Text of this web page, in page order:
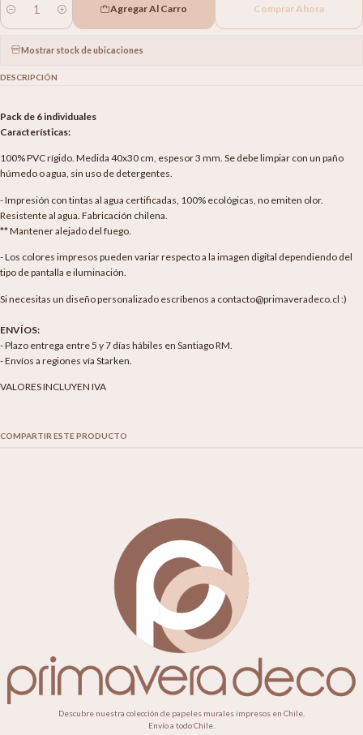
Cantidad
Agregar Al Carro Comprar Ahora
Mostrar stock de ubicaciones
DESCRIPCIÓN
Pack de 6 individuales
Características:
100% PVC rígido. Medida 40x30 cm, espesor 3 mm. Se debe limpiar con un paño
húmedo o agua, sin uso de detergentes.
- Impresión con tintas al agua certificadas, 100% ecológicas, no emiten olor.
Resistente al agua. Fabricación chilena.
** Mantener alejado del fuego.
- Los colores impresos pueden variar respecto a la imagen digital dependiendo del
tipo de pantalla e iluminación.
Si necesitas un diseño personalizado escríbenos a contacto@primaveradeco.cl :)
ENVÍOS:
- Plazo entrega entre 5 y 7 días hábiles en Santiago RM.
- Envíos a regiones vía Starken.
VALORES INCLUYEN IVA
COMPARTIR ESTE PRODUCTO
Descubre nuestra colección de papeles murales impresos en Chile.
Envío a todo Chile.